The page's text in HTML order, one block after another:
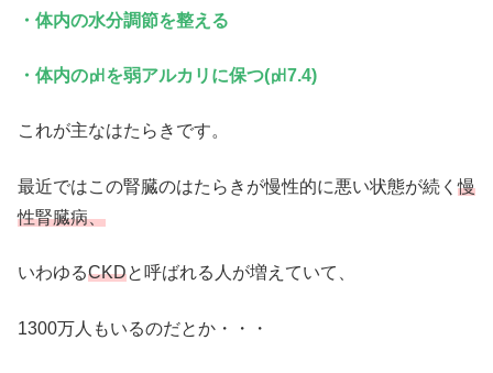
・体内の水分調節を整える
・体内の㏗を弱アルカリに保つ(㏗7.4)
これが主なはたらきです。
最近ではこの腎臓のはたらきが慢性的に悪い状態が続く慢
性腎臓病、
いわゆるCKDと呼ばれる人が増えていて、
1300万人もいるのだとか・・・